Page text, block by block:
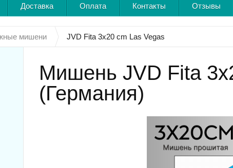
Доставка Оплата Контакты Отзывы
мишени JVD Fita 3x20 cm Las Vegas
Мишень JVD Fita
(Германия)